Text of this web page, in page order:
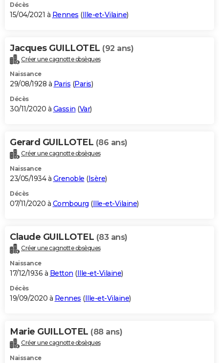
Décès
15/04/2021 à Rennes (Ille-et-Vilaine)
Jacques GUILLOTEL (92 ans)
Créer une cagnotte obsèques
Naissance
29/08/1928 à Paris (Paris)
Décès
30/11/2020 à Gassin (Var)
Gerard GUILLOTEL (86 ans)
Créer une cagnotte obsèques
Naissance
23/05/1934 à Grenoble (Isère)
Décès
07/11/2020 à Combourg (Ille-et-Vilaine)
Claude GUILLOTEL (83 ans)
Créer une cagnotte obsèques
Naissance
17/12/1936 à Betton (Ille-et-Vilaine)
Décès
19/09/2020 à Rennes (Ille-et-Vilaine)
Marie GUILLOTEL (88 ans)
Créer une cagnotte obsèques
Naissance